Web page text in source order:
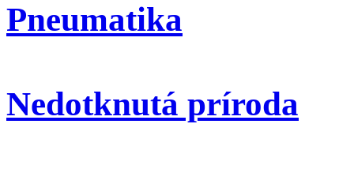
Pneumatika
Nedotknutá príroda